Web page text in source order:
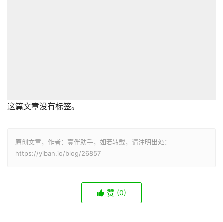
这篇文章没有标签。
原创文章，作者：壹伴助手，如若转载，请注明出处：
https://yiban.io/blog/26857
赞 (0)